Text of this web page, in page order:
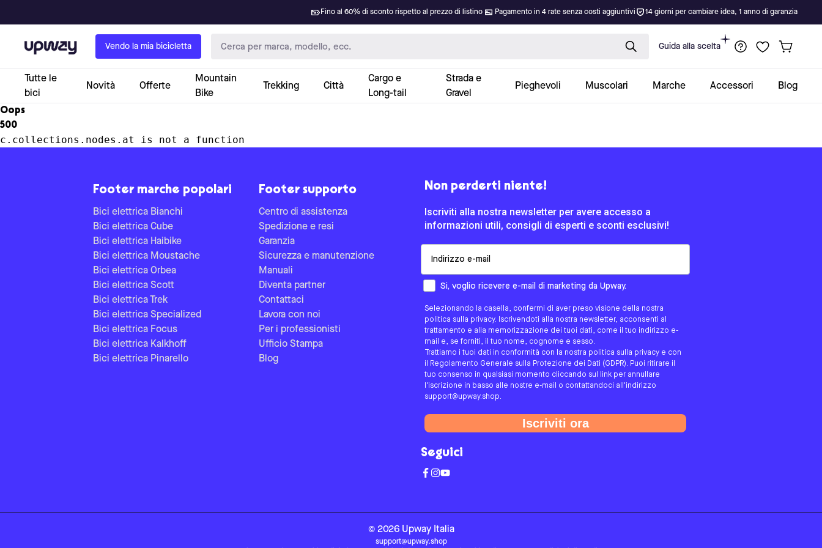
Fino al 60% di sconto rispetto al prezzo di listino Pagamento in 4 rate senza costi aggiuntivi 14 giorni per cambiare idea, 1 anno di garanzia
Upway Vendo la mia bicicletta Guida alla scelta
Tutte le
bici
Novità Offerte
Mountain
Bike
Trekking Città
Cargo e
Long-tail
Strada e
Gravel
Pieghevoli Muscolari Marche Accessori Blog
Oops
500
c.collections.nodes.at is not a function
Footer marche popolari
Bici elettrica Bianchi
Bici elettrica Cube
Bici elettrica Haibike
Bici elettrica Moustache
Bici elettrica Orbea
Bici elettrica Scott
Bici elettrica Trek
Bici elettrica Specialized
Bici elettrica Focus
Bici elettrica Kalkhoff
Bici elettrica Pinarello
Footer supporto
Centro di assistenza
Spedizione e resi
Garanzia
Sicurezza e manutenzione
Manuali
Diventa partner
Contattaci
Lavora con noi
Per i professionisti
Ufficio Stampa
Blog
Non perderti niente!
Iscriviti alla nostra newsletter per avere accesso a
informazioni utili, consigli di esperti e sconti esclusivi!
Come preferisci essere contattato/a?
Si, voglio ricevere e-mail di marketing da Upway.
Selezionando la casella, confermi di aver preso visione della nostra
politica sulla privacy. Iscrivendoti alla nostra newsletter, acconsenti al
trattamento e alla memorizzazione dei tuoi dati, come il tuo indirizzo e-
mail e, se forniti, il tuo nome, cognome e sesso.
Trattiamo i tuoi dati in conformità con la nostra politica sulla privacy e con
il Regolamento Generale sulla Protezione dei Dati (GDPR). Puoi ritirare il
tuo consenso in qualsiasi momento cliccando sul link per annullare
l'iscrizione in basso alle nostre e-mail o contattandoci all'indirizzo
support@upway.shop.
Iscriviti ora
Seguici
© 2026 Upway Italia
support@upway.shop